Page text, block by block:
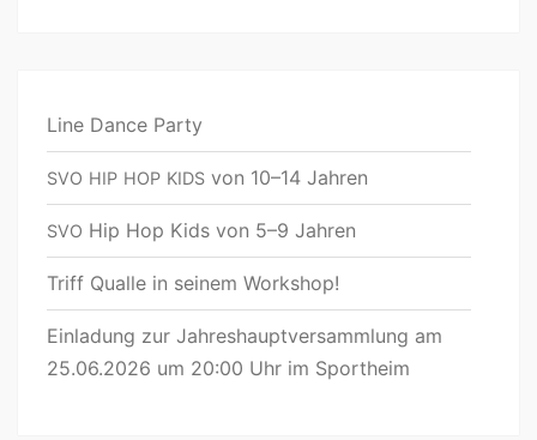
Line Dance Party
SVO HIP HOP KIDS von 10–14 Jahren
SVO Hip Hop Kids von 5–9 Jahren
Triff Qualle in seinem Workshop!
Einladung zur Jahreshauptversammlung am
25.06.2026 um 20:00 Uhr im Sportheim